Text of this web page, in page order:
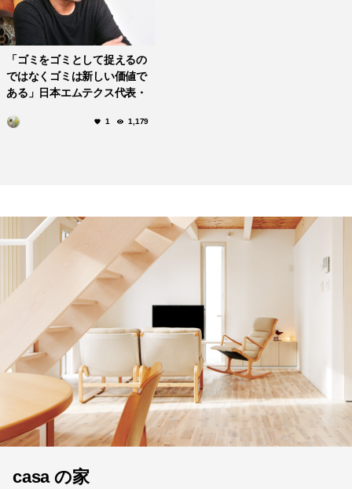
「ゴミをゴミとして捉えるの
ではなくゴミは新しい価値で
ある」日本エムテクス代表・
1 1,179
casa の家